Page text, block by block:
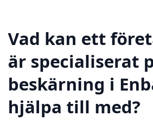
Vad kan ett
är specialiserat
beskärning i
hjälpa till med?